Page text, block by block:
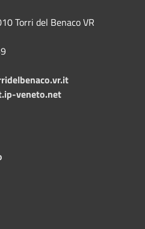
Torri del Benaco VR
veneto.net